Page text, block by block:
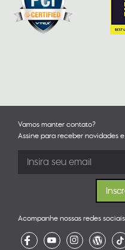
Vamos manter contato?
Assine para receber novidades
Acompanhe nossas redes sociais